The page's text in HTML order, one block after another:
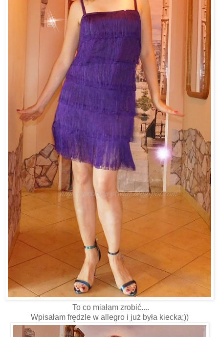
To co miałam zrobić....
Wpisałam frędzle w allegro i już była kiecka;))